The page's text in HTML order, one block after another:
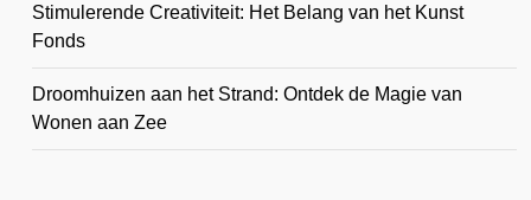
Stimulerende Creativiteit: Het Belang van het Kunst
Fonds
Droomhuizen aan het Strand: Ontdek de Magie van
Wonen aan Zee